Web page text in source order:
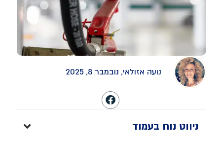
נועה אזולאי, נובמבר 8, 2025
ניווט נוח בעמוד